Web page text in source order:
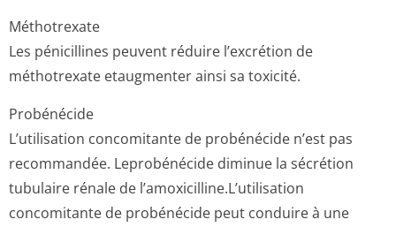
Méthotrexate
Les pénicillines peuvent réduire l’excrétion de
méthotrexate etaugmenter ainsi sa toxicité.
Probénécide
L’utilisation concomitante de probénécide n’est pas
recommandée. Leprobénécide diminue la sécrétion
tubulaire rénale de l’amoxicilline­.L’utilisation
concomitante de probénécide peut conduire à une